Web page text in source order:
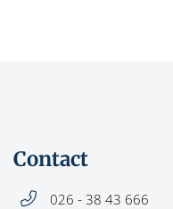
Contact
026 - 38 43 666